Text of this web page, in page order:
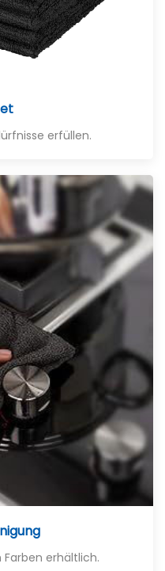
erfüllen.
Farben erhältlich.